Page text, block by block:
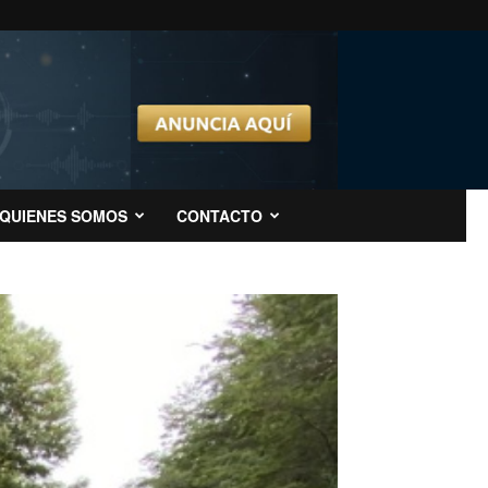
QUIENES SOMOS CONTACTO